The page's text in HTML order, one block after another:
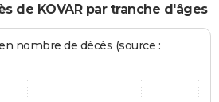
de KOVAR par tranche d'âges
nombre de décès (source :